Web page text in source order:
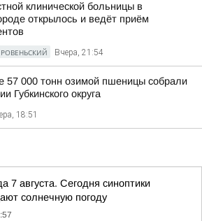
клинической больницы в
открылось и ведёт приём
РОВЕНЬСКИЙ Вчера, 21:54
57 000 тонн озимой пшеницы собрали
Губкинского округа
18:51
7 августа. Сегодня синоптики
солнечную погоду